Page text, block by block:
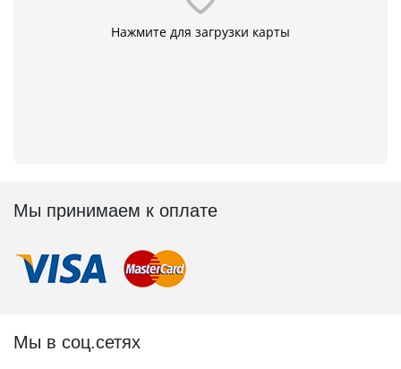
Нажмите для загрузки карты
Мы принимаем к оплате
Мы в соц.сетях